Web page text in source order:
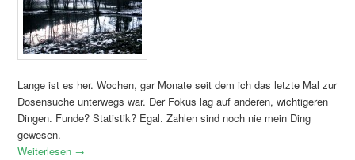
Lange ist es her. Wochen, gar Monate seit dem ich das letzte Mal zur
Dosensuche unterwegs war. Der Fokus lag auf anderen, wichtigeren
Dingen. Funde? Statistik? Egal. Zahlen sind noch nie mein Ding
gewesen.
Weiterlesen →